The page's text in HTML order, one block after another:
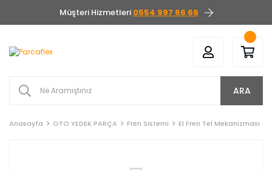
Müşteri Hizmetleri 0554 997 66 66
ARA
Anasayfa OTO YEDEK PARÇA Fren Sistemi El Fren Tel Mekanizması